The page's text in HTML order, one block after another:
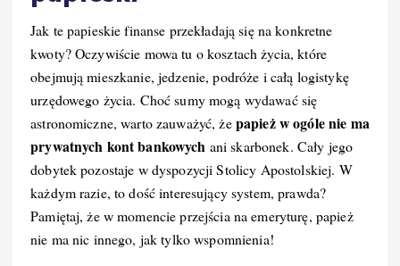
Jak te papieskie finanse przekładają się na konkretne
kwoty? Oczywiście mowa tu o kosztach życia, które
obejmują mieszkanie, jedzenie, podróże i całą logistykę
urzędowego życia. Choć sumy mogą wydawać się
astronomiczne, warto zauważyć, żepapież w ogóle nie ma
prywatnych kont bankowych ani skarbonek. Cały jego
dobytek pozostaje w dyspozycji Stolicy Apostolskiej. W
każdym razie, to dość interesujący system, prawda?
Pamiętaj, że w momencie przejścia na emeryturę, papież
nie ma nic innego, jak tylko wspomnienia!